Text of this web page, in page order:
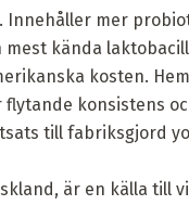
Innehåller mer
mest kända
kosten.
konsistens
till fabriksgjord
är en källa till